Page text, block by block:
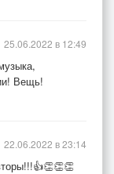
Вещь!
25.06.2022 в 12:49
22.06.2022 в 23:14